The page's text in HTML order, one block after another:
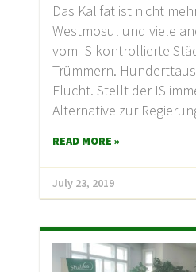
Das Kalifat ist nicht
Westmosul und viele
vom IS kontrollierte
Trümmern.
Flucht. Stellt der IS
Alternative zur
READ MORE »
July 23, 2019